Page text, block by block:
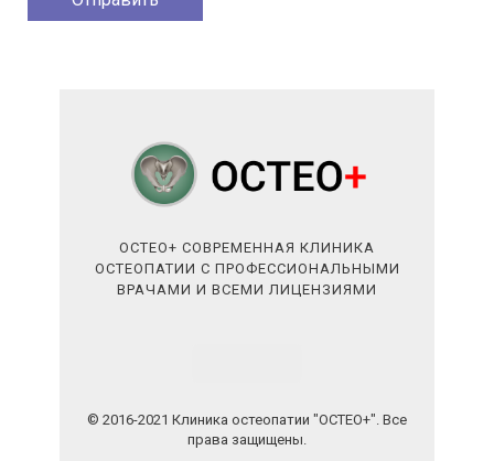
ОСТЕО+ СОВРЕМЕННАЯ КЛИНИКА
ОСТЕОПАТИИ С ПРОФЕССИОНАЛЬНЫМИ
ВРАЧАМИ И ВСЕМИ ЛИЦЕНЗИЯМИ
© 2016-2021 Клиника остеопатии "ОСТЕО+". Все
права защищены.